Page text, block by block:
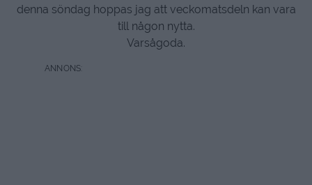
denna söndag hoppas jag att veckomatsdeln kan vara
till någon nytta.
Varsågoda.